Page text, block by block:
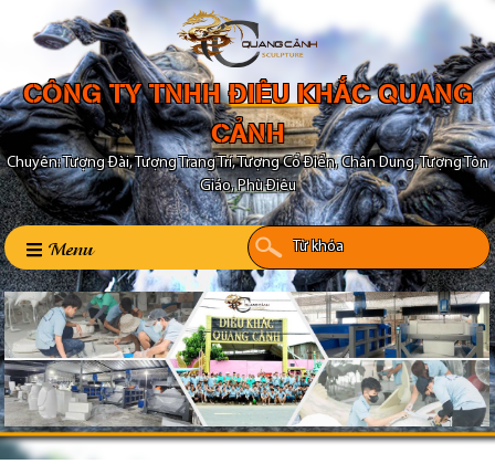
CÔNG TY TNHH ĐIÊU KHẮC QUANG
CẢNH
Chuyên: Tượng Đài, Tượng Trang Trí, Tượng Cổ Điển, Chân Dung, Tượng Tôn
Giáo, Phù Điêu
Menu